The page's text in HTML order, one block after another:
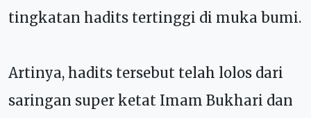
tingkatan hadits tertinggi di muka bumi.
Artinya, hadits tersebut telah lolos dari
saringan super ketat Imam Bukhari dan